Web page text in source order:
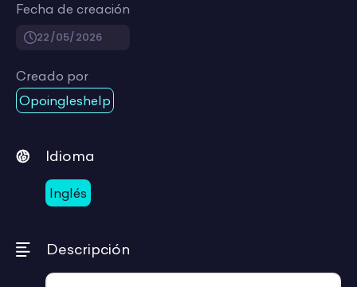
Fecha de creación
22/05/2026
Creado por
Opoingleshelp
Idioma
Inglés
Descripción